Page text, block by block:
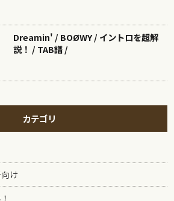
Dreamin' / BOØWY / イントロを超解
説！ / TAB譜 /
カテゴリ
け